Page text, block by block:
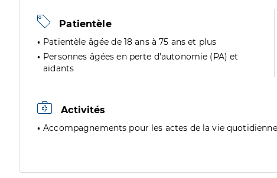
Patientèle
Patientèle âgée de 18 ans à 75 ans et plus
Personnes âgées en perte d'autonomie (PA) et
aidants
Activités
Accompagnements pour les actes de la vie quotidienne